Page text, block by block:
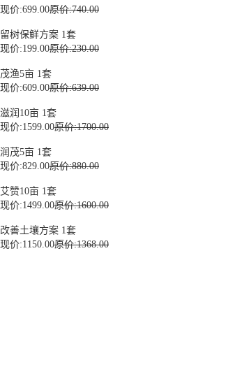
现价:699.00原价:740.00
留树保鲜方案 1套
现价:199.00原价:230.00
茂渔5亩 1套
现价:609.00原价:639.00
滋润10亩 1套
现价:1599.00原价:1700.00
润茂5亩 1套
现价:829.00原价:880.00
艾赞10亩 1套
现价:1499.00原价:1600.00
改善土壤方案 1套
现价:1150.00原价:1368.00